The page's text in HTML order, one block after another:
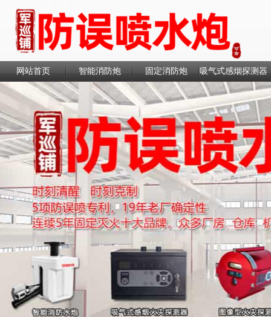
网站首页 智能消防炮 固定消防炮 吸气式感烟探测器
联系我们